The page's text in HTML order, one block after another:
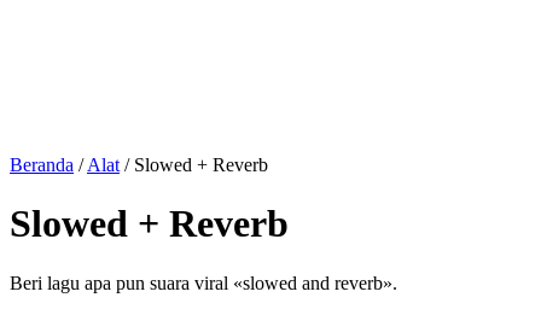
Beranda / Alat / Slowed + Reverb
Slowed + Reverb
Beri lagu apa pun suara viral «slowed and reverb».